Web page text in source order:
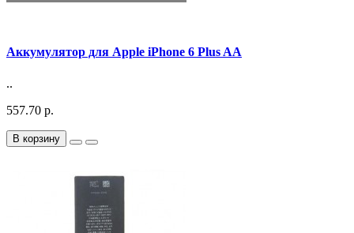
Аккумулятор для Apple iPhone 6 Plus AA
..
557.70 р.
В корзину